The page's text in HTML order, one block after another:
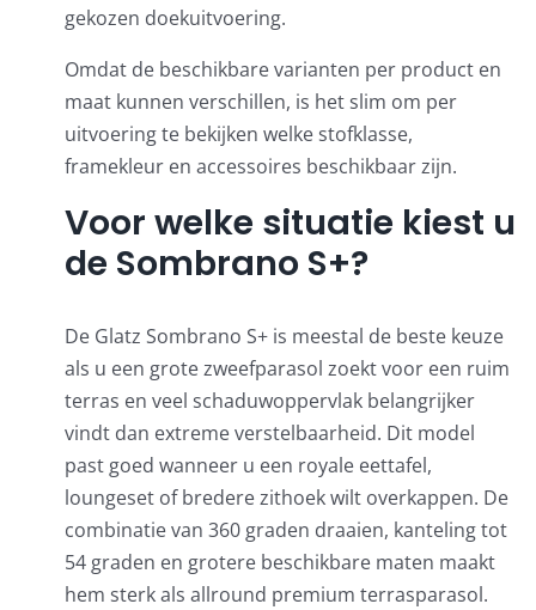
gekozen doekuitvoering.
Omdat de beschikbare varianten per product en
maat kunnen verschillen, is het slim om per
uitvoering te bekijken welke stofklasse,
framekleur en accessoires beschikbaar zijn.
Voor welke situatie kiest u
de Sombrano S+?
De Glatz Sombrano S+ is meestal de beste keuze
als u een grote zweefparasol zoekt voor een ruim
terras en veel schaduwoppervlak belangrijker
vindt dan extreme verstelbaarheid. Dit model
past goed wanneer u een royale eettafel,
loungeset of bredere zithoek wilt overkappen. De
combinatie van 360 graden draaien, kanteling tot
54 graden en grotere beschikbare maten maakt
hem sterk als allround premium terrasparasol.